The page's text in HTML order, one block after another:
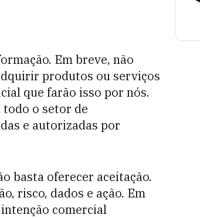
Em breve, não
produtos ou serviços
que farão isso por nós.
todo o setor de
e autorizadas por
basta oferecer aceitação.
risco, dados e ação. Em
comercial